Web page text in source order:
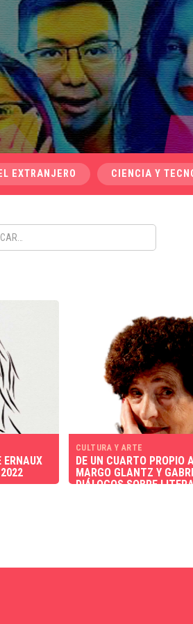
EXTRANJERO CIENCIA Y
ERNAUX
CULTURA Y ARTE
DE UN CUARTO PROPIO
MARGO GLANTZ Y
DIÁLOGOS SOBRE